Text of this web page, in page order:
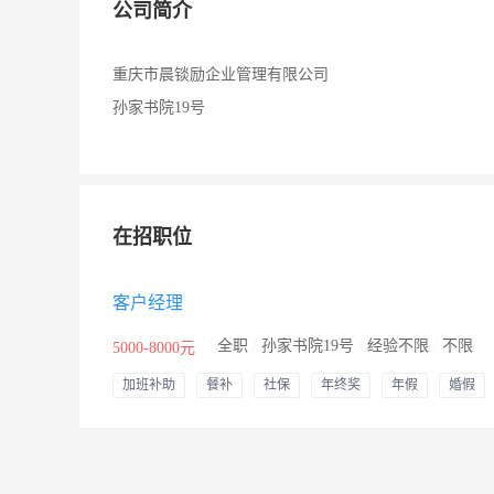
公司简介
重庆市晨锬励企业管理有限公司
孙家书院19号
在招职位
客户经理
5000-8000元 全职 孙家书院19号 经验不限 不限
加班补助 餐补 社保 年终奖 年假 婚假